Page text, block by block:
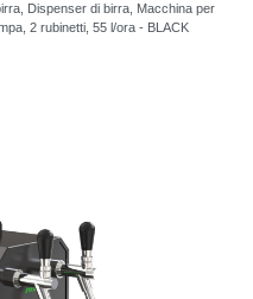
Dispenser di birra, Macchina per
2 rubinetti, 55 l/ora - BLACK